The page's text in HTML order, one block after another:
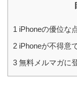
1 iPhoneの優位な
2 iPhoneが不得意
3 無料メルマガに